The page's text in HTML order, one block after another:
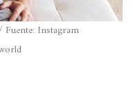
Instagram